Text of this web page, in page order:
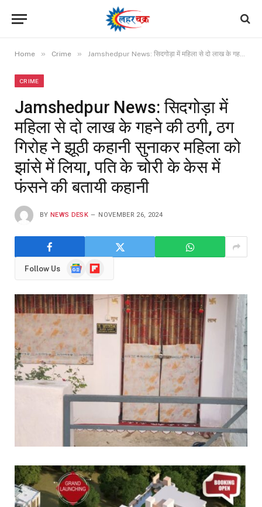
Home » Crime » Jamshedpur News: सिदगोड़ा में महिला से दो लाख के गहने की ठगी, ठग गिरोह ने झूठी कहानी सुनाकर महिला को झांसे में लिया, पति के चोरी के केस में फंसने की बतायी कहानी
CRIME
Jamshedpur News: सिदगोड़ा में
महिला से दो लाख के गहने की ठगी, ठग
गिरोह ने झूठी कहानी सुनाकर महिला को
झांसे में लिया, पति के चोरी के केस में
फंसने की बतायी कहानी
BY NEWS DESK NOVEMBER 26, 2024
Follow Us
GoogleFlipboard